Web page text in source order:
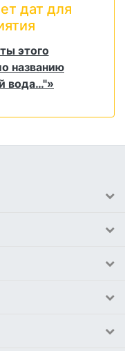
дат для
этого
названию
вода…"»